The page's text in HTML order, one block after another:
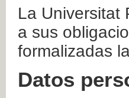
La Universitat
a sus
formalizadas
Datos